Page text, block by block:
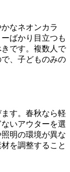
なネオンカラ
ばかり目立つも
です。複数人で
、子どものみの
す。春秋なら軽
いアウターを選
明の環境が異な
を調整すること